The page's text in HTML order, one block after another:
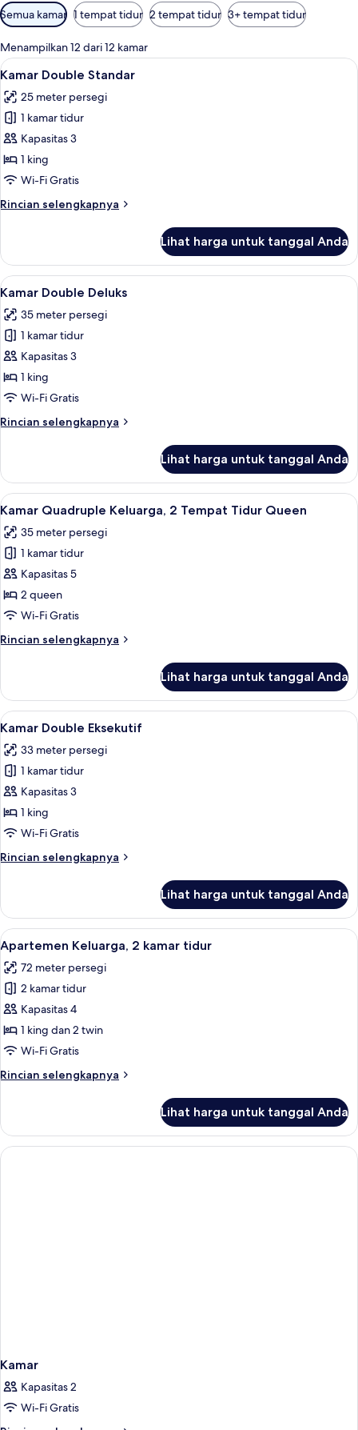
Filter
tersedia
untuk
kamar
Semua kamar 1 tempat tidur 2 tempat tidur 3+ tempat tidur
Menampilkan 12 dari 12 kamar
Lihat
semua
foto
untuk
Kamar
Double
Standar
Kamar Double Standar | Brankas,
2
Kamar Double Standar
25 meter persegi
1 kamar tidur
Kapasitas 3
1 king
Wi-Fi Gratis
Rincian selengkapnya
Rincian
Kamar
Double
Standar
Lihat harga untuk tanggal Anda
Lihat
semua
foto
untuk
Kamar
Double
Deluks
Kamar Double Deluks | Brankas,
2
Kamar Double Deluks
35 meter persegi
1 kamar tidur
Kapasitas 3
1 king
Wi-Fi Gratis
Rincian selengkapnya
Rincian
Kamar
Double
Deluks
Lihat harga untuk tanggal Anda
Lihat
semua
foto
untuk
Kamar
Quadruple
Keluarga,
Tempat
Kamar Quadruple Keluarga, 2
3
Kamar Quadruple Keluarga, 2 Tempat Tidur Queen
35 meter persegi
1 kamar tidur
Kapasitas 5
2 queen
Wi-Fi Gratis
Rincian selengkapnya
Rincian
Kamar
Quadruple
Keluarga,
Tempat
Tidur
Queen
Lihat harga untuk tanggal Anda
Lihat
semua
foto
untuk
Kamar
Double
Eksekutif
Kamar Double Eksekutif | Brankas,
2
Kamar Double Eksekutif
33 meter persegi
1 kamar tidur
Kapasitas 3
1 king
Wi-Fi Gratis
Rincian selengkapnya
Rincian
Kamar
Double
Eksekutif
Lihat harga untuk tanggal Anda
Lihat
semua
foto
untuk
Apartemen
Keluarga,
2
tidur
Apartemen Keluarga, 2 kamar tidur
10
Apartemen Keluarga, 2 kamar tidur
72 meter persegi
2 kamar tidur
Kapasitas 4
1 king dan 2 twin
Wi-Fi Gratis
Rincian selengkapnya
Rincian
Apartemen
Keluarga,
2
Lihat harga untuk tanggal Anda
Kamar
Kapasitas 2
Wi-Fi Gratis